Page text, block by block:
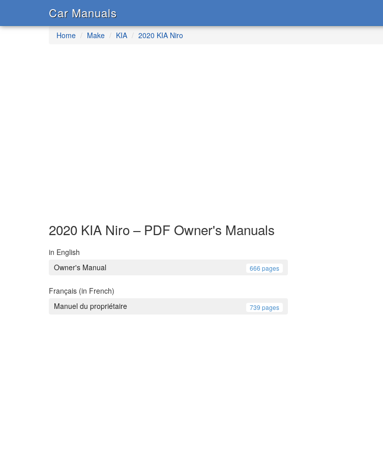
Car Manuals
Home Make KIA 2020 KIA Niro
2020 KIA Niro – PDF Owner's Manuals
in English
Owner's Manual
666 pages
Français (in French)
Manuel du propriétaire
739 pages